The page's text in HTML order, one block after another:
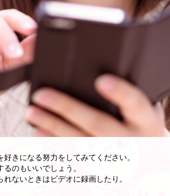
きになる努力をしてみてください。
のもいいでしょう。
ないときはビデオに録画したり。